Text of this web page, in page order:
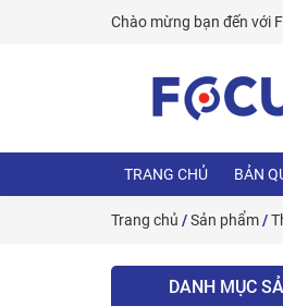
Chào mừng bạn đến với
TRANG CHỦ BẢN
Trang chủ /Sản phẩm/
DANH MỤC